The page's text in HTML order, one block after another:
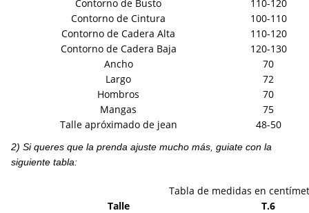
Contorno de Busto
110-120
Contorno de Cintura
100-110
Contorno de Cadera Alta
110-120
Contorno de Cadera Baja
120-130
Ancho
70
Largo
72
Hombros
70
Mangas
75
Talle apróximado de jean
48-50
2) Si queres que la prenda ajuste mucho más, guiate con la
siguiente tabla:
Tabla de medidas en
Talle
T.6